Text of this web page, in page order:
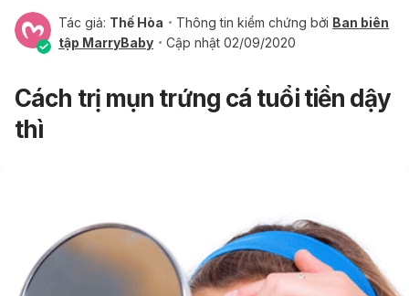
Tác giả: Thế Hòa Thông tin kiểm chứng bởi Ban biên
tập MarryBaby
Cập nhật 02/09/2020
Cách trị mụn trứng cá tuổi tiền dậy
thì